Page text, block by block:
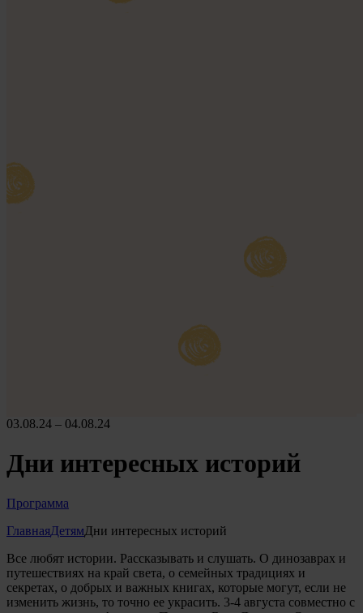
03.08.24 – 04.08.24
Дни интересных историй
Программа
ГлавнаяДетямДни интересных историй
Все любят истории. Рассказывать и слушать. О динозаврах и
путешествиях на край света, о семейных традициях и
секретах, о добрых и важных книгах, которые могут, если не
изменить жизнь, то точно ее украсить. 3-4 августа совместно с